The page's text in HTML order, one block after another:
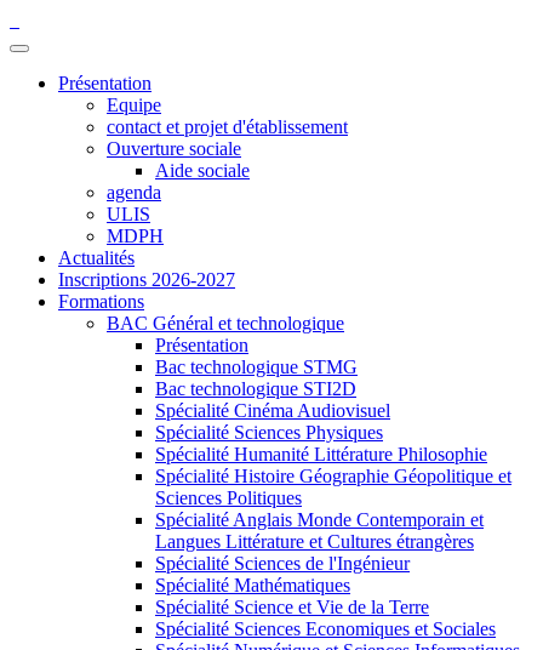
Présentation
Equipe
contact et projet d'établissement
Ouverture sociale
Aide sociale
agenda
ULIS
MDPH
Actualités
Inscriptions 2026-2027
Formations
BAC Général et technologique
Présentation
Bac technologique STMG
Bac technologique STI2D
Spécialité Cinéma Audiovisuel
Spécialité Sciences Physiques
Spécialité Humanité Littérature Philosophie
Spécialité Histoire Géographie Géopolitique et
Sciences Politiques
Spécialité Anglais Monde Contemporain et
Langues Littérature et Cultures étrangères
Spécialité Sciences de l'Ingénieur
Spécialité Mathématiques
Spécialité Science et Vie de la Terre
Spécialité Sciences Economiques et Sociales